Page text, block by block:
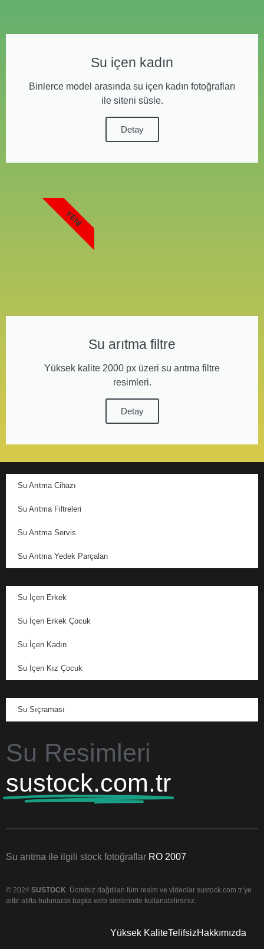
Su içen kadın
Binlerce model arasında su içen kadın fotoğrafları
ile siteni süsle.
Detay
Su arıtma filtre
Yüksek kalite 2000 px üzeri su arıtma filtre
resimleri.
Detay
YENI
Su Arıtma Cihazı
Su Arıtma Filtreleri
Su Arıtma Servis
Su Arıtma Yedek Parçaları
Su İçen Erkek
Su İçen Erkek Çocuk
Su İçen Kadın
Su İçen Kız Çocuk
Su Sıçraması
Su Resimleri
sustock.com.tr
Su arıtma ile ilgili stock fotoğraflar RO 2007
© 2024 SUSTOCK. Ücretsiz dağıtılan tüm resim ve videolar sustock.com.tr’ye
aittir atıfta bulunarak başka web sitelerinde kullanabilirsiniz.
Yüksek KaliteTelifsizHakkımızda